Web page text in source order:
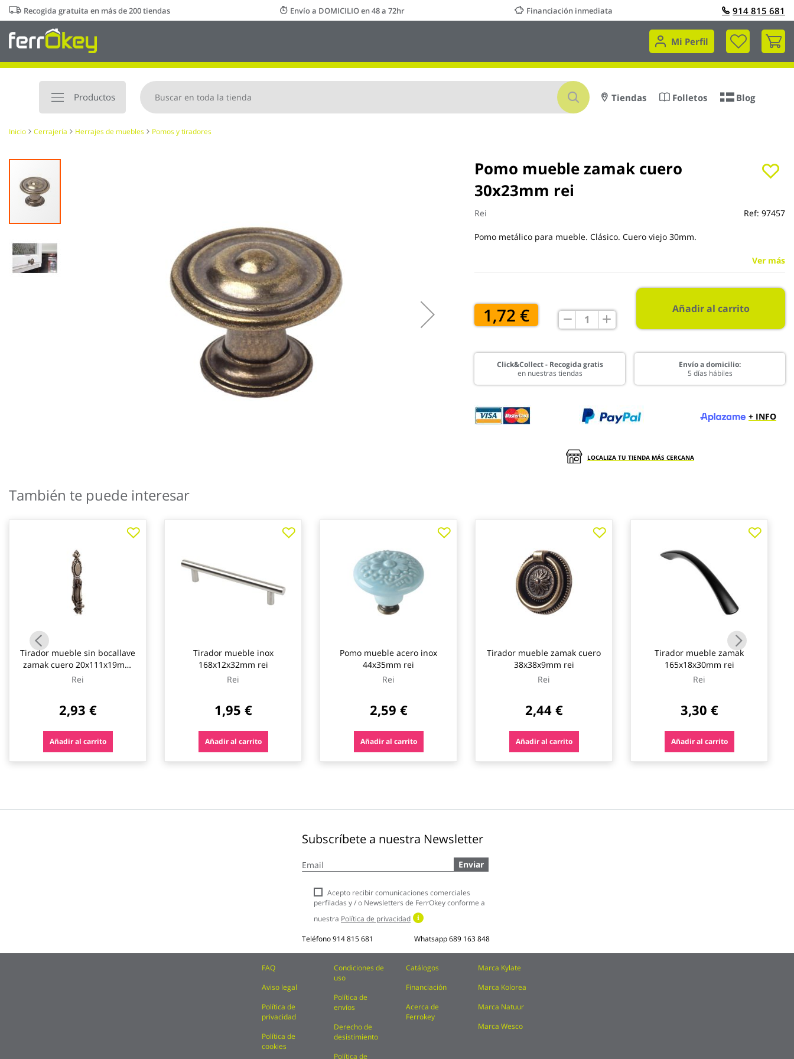
Ir
al
contenido
Recogida gratuita en más de 200 tiendas Envío a DOMICILIO en 48 a 72hr Financiación inmediata 914 815 681
Mi Perfil
Mi
Productos
Buscar
Tiendas Folletos Blog
Inicio Cerrajería Herrajes de muebles Pomos y tiradores
Pomo mueble zamak cuero
30x23mm rei
Rei Ref: 97457
Pomo metálico para mueble. Clásico. Cuero viejo 30mm.
Ver más
1,72 € Añadir al carrito
Click&Collect - Recogida gratis
en nuestras tiendas
Envío a domicilio:
5 días hábiles
+ INFO
LOCALIZA TU TIENDA MÁS CERCANA
Saltar
final
galería
imágenes
al
comienzo
También te puede interesar
Tirador mueble sin bocallave
zamak cuero 20x111x19mm
rei
Rei
2,93 €
Añadir al carrito
Tirador mueble inox
168x12x32mm rei
Rei
1,95 €
Añadir al carrito
Pomo mueble acero inox
44x35mm rei
Rei
2,59 €
Añadir al carrito
Tirador mueble zamak cuero
38x38x9mm rei
Rei
2,44 €
Añadir al carrito
Tirador mueble zamak
165x18x30mm rei
Rei
3,30 €
Añadir al carrito
Subscríbete a nuestra Newsletter
a
boletín
noticias:
Enviar
Acepto recibir comunicaciones comerciales
perfiladas y / o Newsletters de FerrOkey conforme a
nuestra Política de privacidad
Teléfono914 815 681 Whatsapp689 163 848
FAQ
Aviso legal
Política de
privacidad
Política de
cookies
Condiciones de
uso
Política de
envíos
Derecho de
desistimiento
Política de
Catálogos
Financiación
Acerca de
Ferrokey
Marca Kylate
Marca Kolorea
Marca Natuur
Marca Wesco